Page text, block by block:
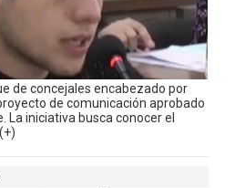
de concejales encabezado por
de comunicación aprobado
La iniciativa busca conocer el